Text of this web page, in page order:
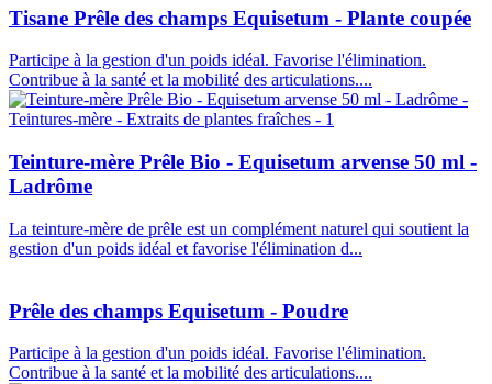
Tisane Prêle des champs Equisetum - Plante coupée
Participe à la gestion d'un poids idéal. Favorise l'élimination.
Contribue à la santé et la mobilité des articulations....
Teinture-mère Prêle Bio - Equisetum arvense 50 ml -
Ladrôme
La teinture-mère de prêle est un complément naturel qui soutient la
gestion d'un poids idéal et favorise l'élimination d...
Prêle des champs Equisetum - Poudre
Participe à la gestion d'un poids idéal. Favorise l'élimination.
Contribue à la santé et la mobilité des articulations....